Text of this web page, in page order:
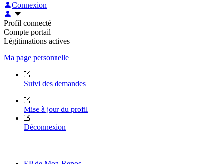
Connexion
Profil connecté
Compte portail
Légitimations actives
Ma page personnelle
Suivi des demandes
Mise à jour du profil
Déconnexion